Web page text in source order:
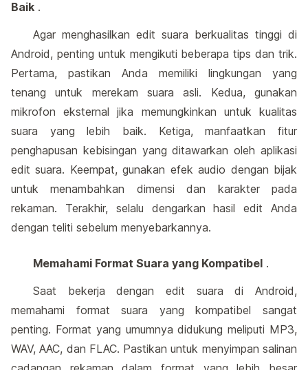
Baik .
Agar menghasilkan edit suara berkualitas tinggi di
Android, penting untuk mengikuti beberapa tips dan trik.
Pertama, pastikan Anda memiliki lingkungan yang
tenang untuk merekam suara asli. Kedua, gunakan
mikrofon eksternal jika memungkinkan untuk kualitas
suara yang lebih baik. Ketiga, manfaatkan fitur
penghapusan kebisingan yang ditawarkan oleh aplikasi
edit suara. Keempat, gunakan efek audio dengan bijak
untuk menambahkan dimensi dan karakter pada
rekaman. Terakhir, selalu dengarkan hasil edit Anda
dengan teliti sebelum menyebarkannya.
Memahami Format Suara yang Kompatibel .
Saat bekerja dengan edit suara di Android,
memahami format suara yang kompatibel sangat
penting. Format yang umumnya didukung meliputi MP3,
WAV, AAC, dan FLAC. Pastikan untuk menyimpan salinan